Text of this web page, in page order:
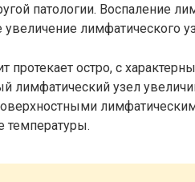
патологии. Воспаление
увеличение лимфатического
протекает остро, с
лимфатический узел